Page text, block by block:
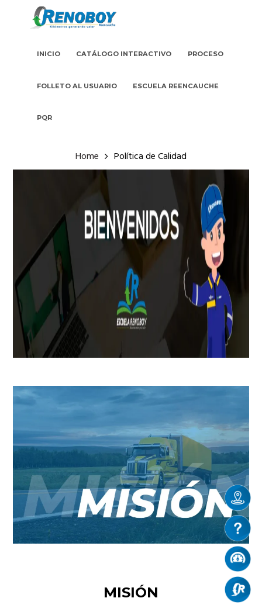
INICIO CATÁLOGO INTERACTIVO PROCESO
FOLLETO AL USUARIO ESCUELA REENCAUCHE
PQR
Home Política de Calidad
MISIÓN